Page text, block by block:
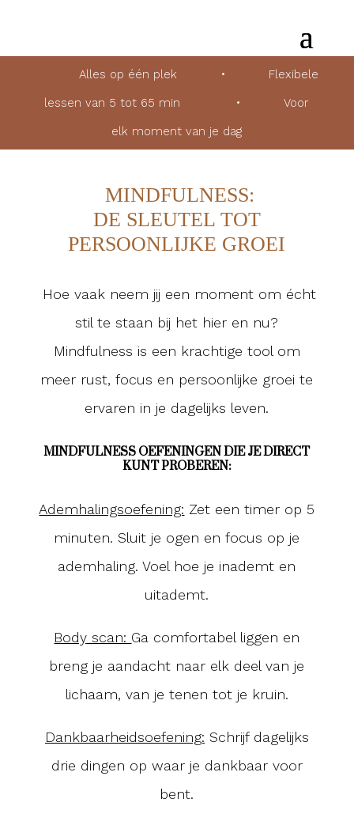
Alles op één plek • Flexibele
lessen van 5 tot 65 min • Voor
elk moment van je dag
MINDFULNESS:
DE SLEUTEL TOT
PERSOONLIJKE GROEI
Hoe vaak neem jij een moment om écht
stil te staan bij het hier en nu?
Mindfulness is een krachtige tool om
meer rust, focus en persoonlijke groei te
ervaren in je dagelijks leven.
MINDFULNESS OEFENINGEN DIE JE DIRECT
KUNT PROBEREN:
Ademhalingsoefening: Zet een timer op 5
minuten. Sluit je ogen en focus op je
ademhaling. Voel hoe je inademt en
uitademt.
Body scan: Ga comfortabel liggen en
breng je aandacht naar elk deel van je
lichaam, van je tenen tot je kruin.
Dankbaarheidsoefening: Schrijf dagelijks
drie dingen op waar je dankbaar voor
bent.